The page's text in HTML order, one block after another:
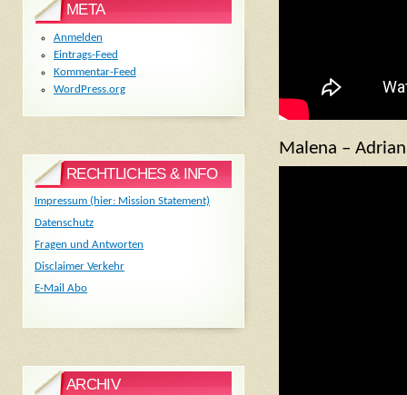
Malena –
META
Anmelden
Eintrags-Feed
Kommentar-Feed
WordPress.org
RECHTLICHES & INFO
Impressum (hier: Mission Statement)
Datenschutz
Fragen und Antworten
Disclaimer Verkehr
E-Mail Abo
ARCHIV